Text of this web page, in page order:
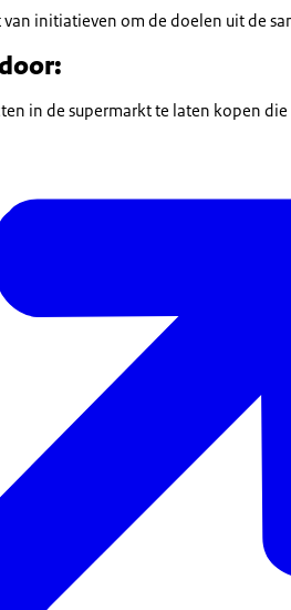
initiatieven om de doelen uit de
in de supermarkt te laten kopen